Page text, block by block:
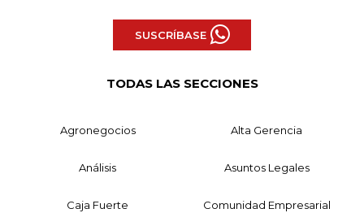
SUSCRÍBASE
TODAS LAS SECCIONES
Agronegocios Alta Gerencia
Análisis Asuntos Legales
Caja Fuerte Comunidad Empresarial